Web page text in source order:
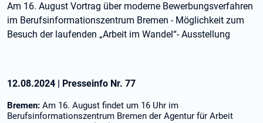
Am 16. August Vortrag über moderne Bewerbungsverfahren
im Berufsinformationszentrum Bremen - Möglichkeit zum
Besuch der laufenden „Arbeit im Wandel“- Ausstellung
12.08.2024 | Presseinfo Nr. 77
Bremen: Am 16. August findet um 16 Uhr im
Berufsinformationszentrum Bremen der Agentur für Arbeit